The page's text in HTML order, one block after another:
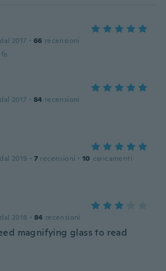
2017 · 66 recensioni
2017 · 84 recensioni
2019 · 7 recensioni · 10 caricamenti
2018 · 84 recensioni
magnifying glass to read